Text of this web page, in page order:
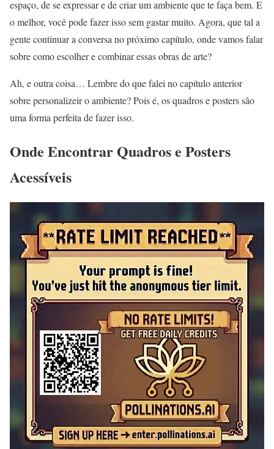
espaço, de se expressar e de criar um ambiente que te faça bem. E
o melhor, você pode fazer isso sem gastar muito. Agora, que tal a
gente continuar a conversa no próximo capítulo, onde vamos falar
sobre como escolher e combinar essas obras de arte?
Ah, e outra coisa… Lembre do que falei no capítulo anterior
sobre personalizeir o ambiente? Pois é, os quadros e posters são
uma forma perfeita de fazer isso.
Onde Encontrar Quadros e Posters
Acessíveis